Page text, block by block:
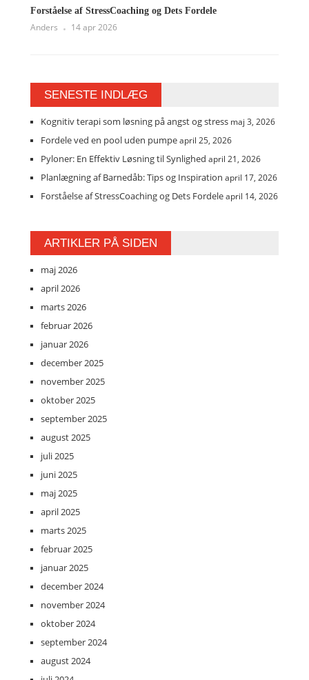
Forståelse af StressCoaching og Dets Fordele
Anders 14 apr 2026
SENESTE INDLÆG
Kognitiv terapi som løsning på angst og stress maj 3, 2026
Fordele ved en pool uden pumpeapril 25, 2026
Pyloner: En Effektiv Løsning til Synlighed april 21, 2026
Planlægning af Barnedåb: Tips og Inspiration april 17, 2026
Forståelse af StressCoaching og Dets Fordeleapril 14, 2026
ARTIKLER PÅ SIDEN
maj 2026
april 2026
marts 2026
februar 2026
januar 2026
december 2025
november 2025
oktober 2025
september 2025
august 2025
juli 2025
juni 2025
maj 2025
april 2025
marts 2025
februar 2025
januar 2025
december 2024
november 2024
oktober 2024
september 2024
august 2024